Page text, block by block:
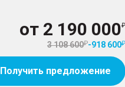
от 2 190 000
3 108 600 -918 600
Получить предложение